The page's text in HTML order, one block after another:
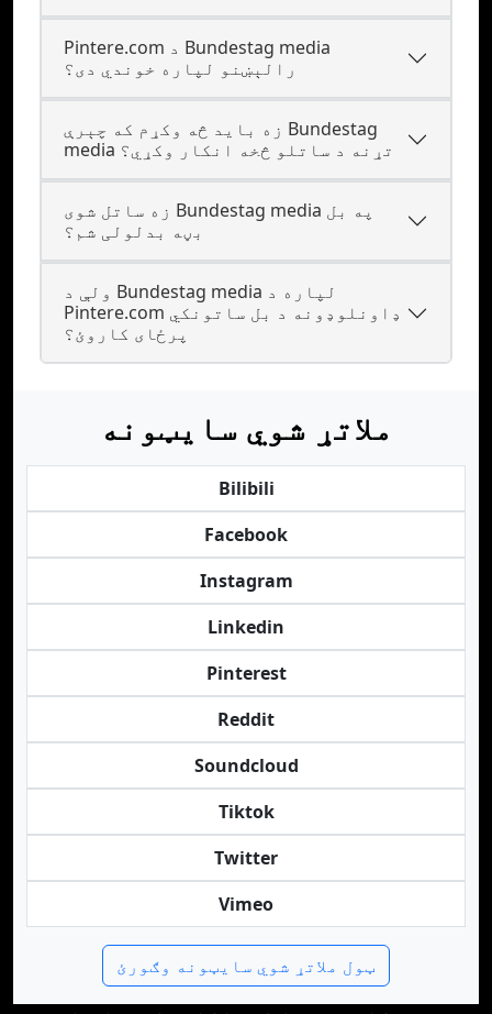
Pintere.com د Bundestag media
رالېښنو لپاره خوندي دی؟
زه بايد څه وکړم که چېرې Bundestag
media تړنه د ساتلو څخه انکار وکړي؟
زه ساتل شوی Bundestag media په بل
بڼه بدلولی شم؟
ولې د Bundestag media لپاره د
Pintere.com ډاونلوډونه د بل ساتونکي
پرځای کاروئ؟
ملاتړ شوي سایټونه
Bilibili
Facebook
Instagram
Linkedin
Pinterest
Reddit
Soundcloud
Tiktok
Twitter
Vimeo
ټول ملاتړ شوي سایټونه وګورئ